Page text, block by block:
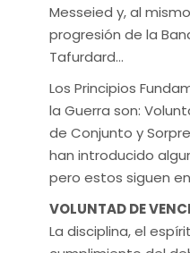
Messeied y, al
progresión de la
Tafurdard…
Los Principios
la Guerra son:
de Conjunto y
han introducido
pero estos siguen
VOLUNTAD DE
La disciplina, el